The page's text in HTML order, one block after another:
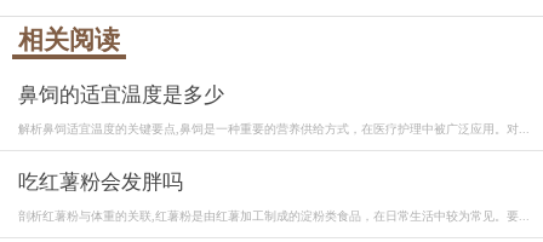
相关阅读
鼻饲的适宜温度是多少
解析鼻饲适宜温度的关键要点,鼻饲是一种重要的营养供给方式，在医疗护理中被广泛应用。对...
吃红薯粉会发胖吗
剖析红薯粉与体重的关联,红薯粉是由红薯加工制成的淀粉类食品，在日常生活中较为常见。要...